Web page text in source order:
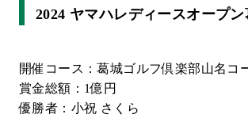
2024 ヤマハレディースオープン
開催コース：葛城ゴルフ倶楽部山名コ
賞金総額：1億円
優勝者：小祝 さくら